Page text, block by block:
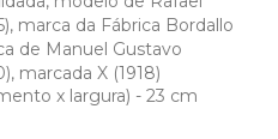
marca da Fábrica Bordallo
de Manuel Gustavo
marcada X (1918)
x largura) - 23 cm